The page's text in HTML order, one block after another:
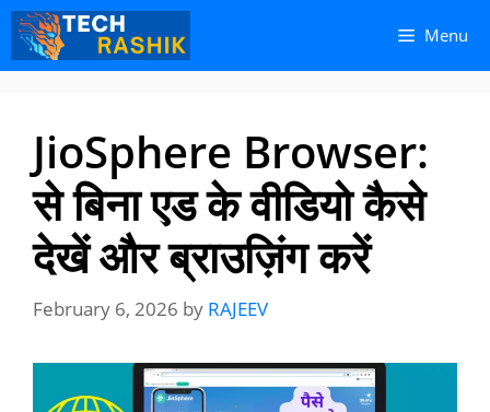
Skip
content
Skip
content
Menu
JioSphere Browser:
से बिना एड के वीडियो कैसे
देखें और ब्राउज़िंग करें
February 6, 2026 by RAJEEV